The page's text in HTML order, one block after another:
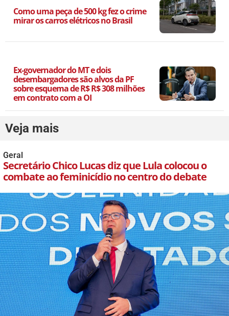
Como uma peça de 500 kg fez o crime
mirar os carros elétricos no Brasil
Ex-governador do MT e dois
desembargadores são alvos da PF
sobre esquema de R$ R$ 308 milhões
em contrato com a OI
Veja mais
Geral
Secretário Chico Lucas diz que Lula colocou o
combate ao feminicídio no centro do debate